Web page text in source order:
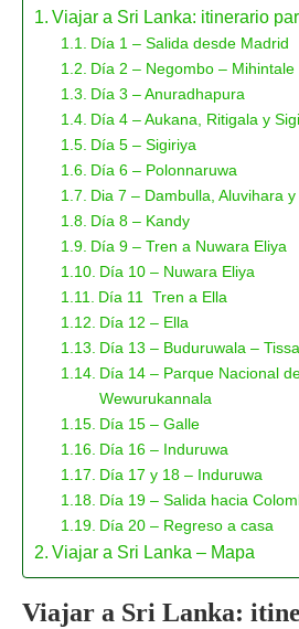
Viajar a Sri Lanka: itinerario
Día 1 – Salida desde Madrid
Día 2 – Negombo – Mihintale
Día 3 – Anuradhapura
Día 4 – Aukana, Ritigala y
Día 5 – Sigiriya
Día 6 – Polonnaruwa
Dia 7 – Dambulla, Aluvihara
Día 8 – Kandy
Día 9 – Tren a Nuwara Eliya
Día 10 – Nuwara Eliya
Día 11 Tren a Ella
Día 12 – Ella
Día 13 – Buduruwala – Tissa
Día 14 – Parque Nacional
Wewurukannala
Día 15 – Galle
Día 16 – Induruwa
Día 17 y 18 – Induruwa
Día 19 – Salida hacia
Día 20 – Regreso a casa
Viajar a Sri Lanka – Mapa
Viajar a Sri Lanka: